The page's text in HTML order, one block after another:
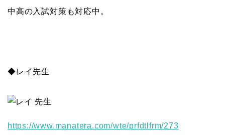
中高の入試対策も対応中。
◆レイ先生
https://www.manatera.com/wte/prfdtlfrm/273